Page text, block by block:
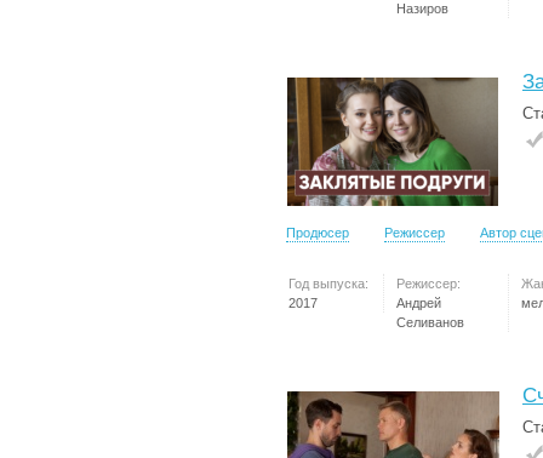
Назиров
Продюсер Режиссер Автор
Год выпуска:
2017
Режиссер:
Андрей
Селиванов